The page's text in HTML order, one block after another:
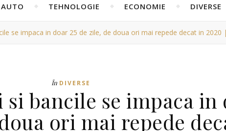
AUTO TEHNOLOGIE ECONOMIE DIVERSE
se impaca in doar 25 de zile, de doua ori mai repede decat in
În DIVERSE
bancile se impaca in
ori mai repede